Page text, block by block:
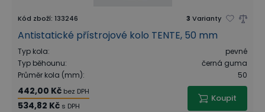
Kód zboží: 133246 3 Varianty
Antistatické přístrojové kolo TENTE, 50 mm
Typ kola:
pevné
Typ běhounu:
černá guma
Průměr kola (mm): 50
442,00 Kč bez DPH
534,82 Kč s DPH
Koupit